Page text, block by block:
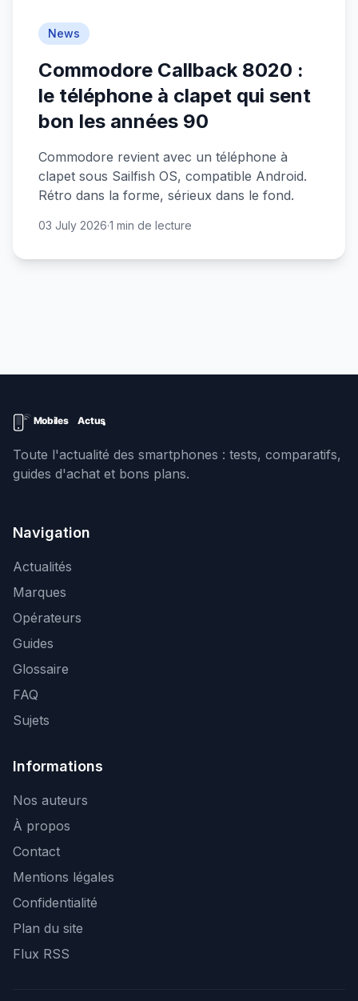
News
Commodore Callback 8020 :
le téléphone à clapet qui sent
bon les années 90
Commodore revient avec un téléphone à
clapet sous Sailfish OS, compatible Android.
Rétro dans la forme, sérieux dans le fond.
03 July 2026·1 min de lecture
Toute l'actualité des smartphones : tests, comparatifs,
guides d'achat et bons plans.
Navigation
Actualités
Marques
Opérateurs
Guides
Glossaire
FAQ
Sujets
Informations
Nos auteurs
À propos
Contact
Mentions légales
Confidentialité
Plan du site
Flux RSS